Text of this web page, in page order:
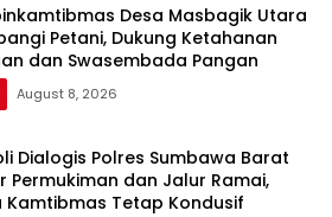
Desa Masbagik Utara
Petani, Dukung Ketahanan
dan Swasembada Pangan
August 8, 2026
Dialogis Polres Sumbawa Barat
Permukiman dan Jalur Ramai,
Kamtibmas Tetap Kondusif